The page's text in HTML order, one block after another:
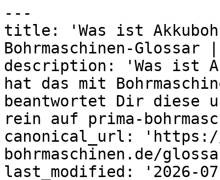
---
title: 'Was ist
Bohrmaschinen-Glossar
description: 'Was ist
hat das mit
beantwortet Dir diese
rein auf prima-
canonical_url: 'https://
bohrmaschinen.de/
last_modified: '2026-